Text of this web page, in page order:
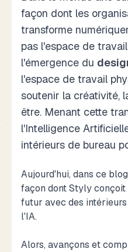
façon dont les
transforme
pas l'espace de
l'émergence du
l'espace de travail
soutenir la créativité,
être. Menant cette
l'Intelligence
intérieurs de bureau
Aujourd'hui, dans ce
façon dont Styly
futur avec des
l'IA.
Alors, avançons et